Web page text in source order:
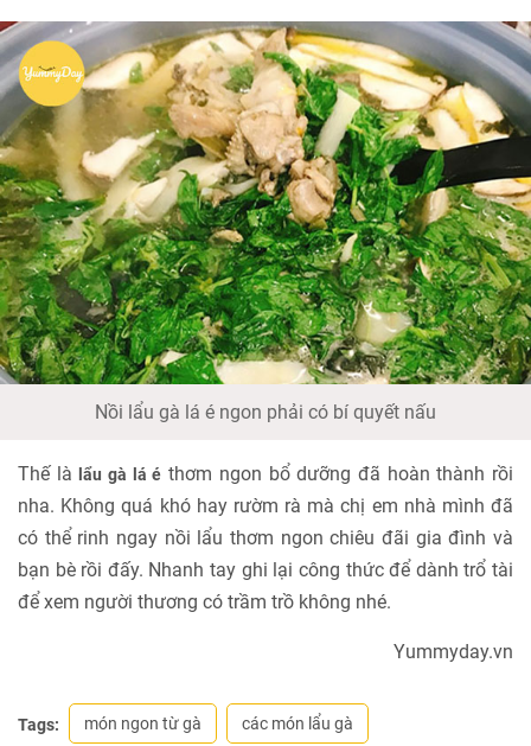
Nồi lẩu gà lá é ngon phải có bí quyết nấu
Thế là lẩu gà lá é thơm ngon bổ dưỡng đã hoàn thành rồi
nha. Không quá khó hay rườm rà mà chị em nhà mình đã
có thể rinh ngay nồi lẩu thơm ngon chiêu đãi gia đình và
bạn bè rồi đấy. Nhanh tay ghi lại công thức để dành trổ tài
để xem người thương có trầm trồ không nhé.
Yummyday.vn
Tags: món ngon từ gà các món lẩu gà